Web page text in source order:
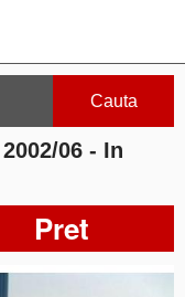
Cauta
06 - In
Pret